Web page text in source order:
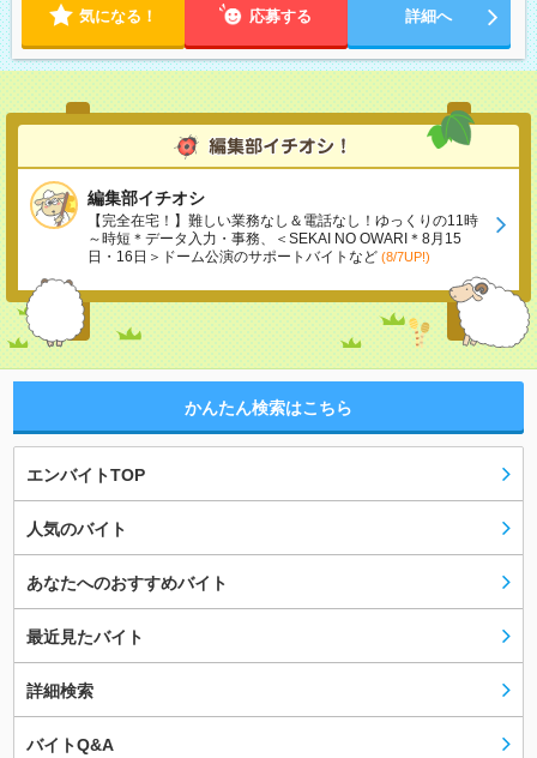
気になる！ 応募する 詳細へ
編集部イチオシ
【完全在宅！】難しい業務なし＆電話なし！ゆっくりの11時
～時短＊データ入力・事務、＜SEKAI NO OWARI＊8月15
日・16日＞ドーム公演のサポートバイトなど (8/7UP!)
かんたん検索はこちら
エンバイトTOP
人気のバイト
あなたへのおすすめバイト
最近見たバイト
詳細検索
バイトQ&A